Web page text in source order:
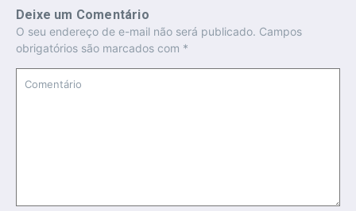
Deixe um Comentário
O seu endereço de e-mail não será publicado. Campos
obrigatórios são marcados com *